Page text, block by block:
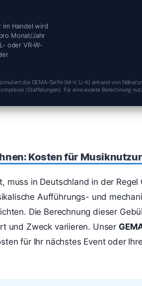
im Handel wird
Monat/Jahr
oder VR-W-
die GEMA-Tarife (M-V, U-K) anhand von
(Staffelungen). Für eine exakte Berechnung
Kosten für
muss in Deutschland in der Regel
Aufführungs- und
Die Berechnung dieser
und Zweck variieren. Unser
für Ihr nächstes Event oder